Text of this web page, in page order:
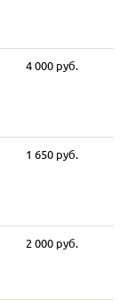
4 000 руб.
1 650 руб.
2 000 руб.